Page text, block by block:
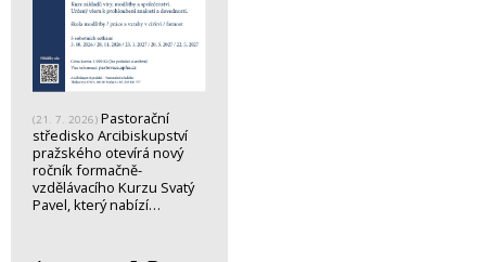
(21. 7. 2026) Pastorační
středisko Arcibiskupství
pražského otevírá nový
ročník formačně-
vzdělávacího Kurzu Svatý
Pavel, který nabízí…